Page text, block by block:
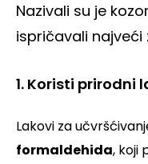
Nazivali su je
ispričavali
1. Koristi prirodni
Lakovi za
formaldehida, koji